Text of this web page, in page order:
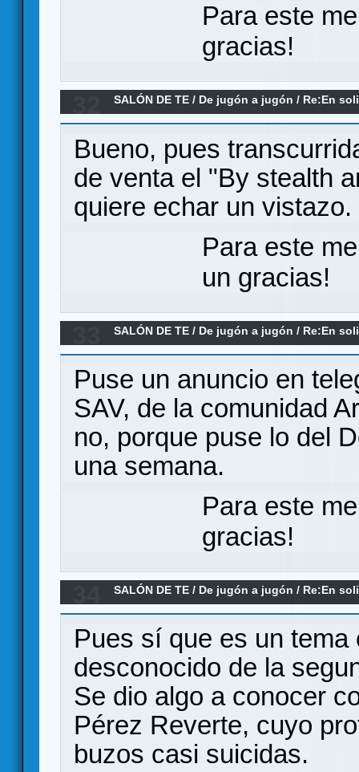
Para este
gracias!
SALÓN DE TE / De jugón a jugón / Re:En
Bueno, pues
de venta el "By stealth
quiere echar un vistazo.
Para este
un gracias!
SALÓN DE TE / De jugón a jugón / Re:En
Puse un anuncio en
SAV, de la comunidad
no, porque puse lo del
una semana.
Para este
gracias!
SALÓN DE TE / De jugón a jugón / Re:En
Pues sí que es un
desconocido de la
Se dio algo a conocer
Pérez Reverte, cuyo
buzos casi suicidas.